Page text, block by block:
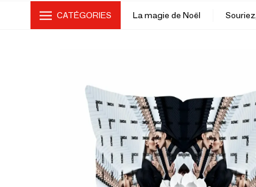
CATÉGORIES La magie de Noël